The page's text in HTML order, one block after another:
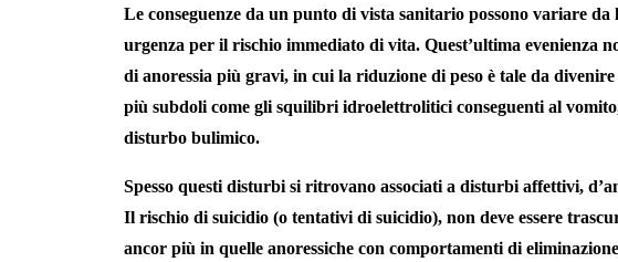
Le conseguenze da un punto di vista sanitario possono variare
urgenza per il rischio immediato di vita. Quest’ultima evenienza
di anoressia più gravi, in cui la riduzione di peso è tale da
più subdoli come gli squilibri idroelettrolitici conseguenti al
disturbo bulimico.
Spesso questi disturbi si ritrovano associati a disturbi affettivi,
Il rischio di suicidio (o tentativi di suicidio), non deve essere
ancor più in quelle anoressiche con comportamenti di